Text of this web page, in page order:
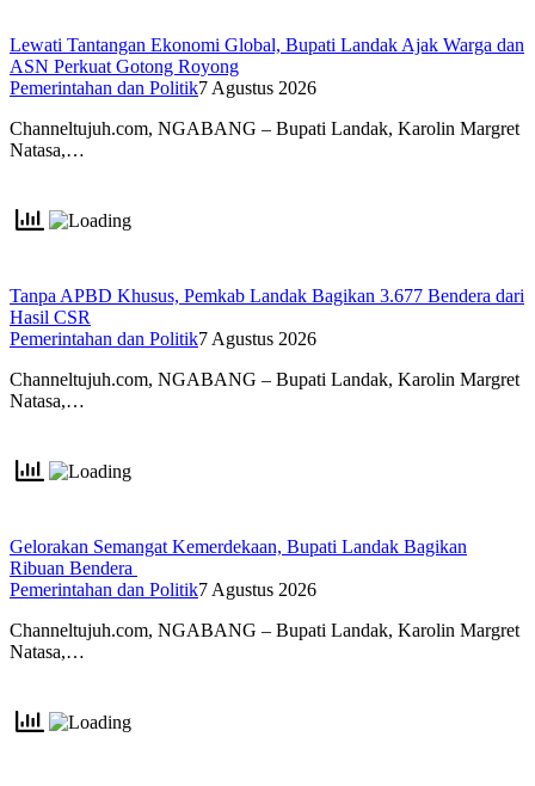
Lewati Tantangan Ekonomi Global, Bupati Landak Ajak Warga dan
ASN Perkuat Gotong Royong
Pemerintahan dan Politik7 Agustus 2026
Channeltujuh.com, NGABANG – Bupati Landak, Karolin Margret
Natasa,…
Tanpa APBD Khusus, Pemkab Landak Bagikan 3.677 Bendera dari
Hasil CSR
Pemerintahan dan Politik7 Agustus 2026
Channeltujuh.com, NGABANG – Bupati Landak, Karolin Margret
Natasa,…
Gelorakan Semangat Kemerdekaan, Bupati Landak Bagikan
Ribuan Bendera
Pemerintahan dan Politik7 Agustus 2026
Channeltujuh.com, NGABANG – Bupati Landak, Karolin Margret
Natasa,…